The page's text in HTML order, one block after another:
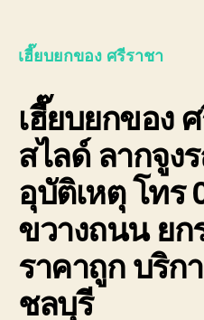
เฮี๊ยบยกของ ศรีราชา
เฮี๊ยบยกของ
สไลด์ ลากจูง
อุบัติเหตุ โทร
ขวางถนน ยก
ราคาถูก บริก
ชลบุรี